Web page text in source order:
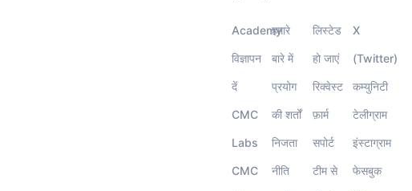
Academy
विज्ञापन
दें
CMC
Labs
CMC
हमारे
बारे में
प्रयोग
की शर्तों
निजता
नीति
लिस्टेड
हो जाएं
रिक्वेस्ट
फ़ार्म
सपोर्ट
टीम से
X
(Twitter)
कम्युनिटी
टेलीग्राम
इंस्टाग्राम
फेसबुक